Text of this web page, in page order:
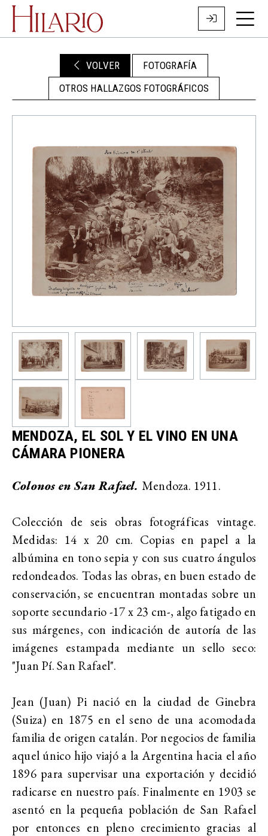
VOLVER
FOTOGRAFÍA
OTROS HALLAZGOS FOTOGRÁFICOS
MENDOZA, EL SOL Y EL VINO EN UNA
CÁMARA PIONERA
Colonos en San Rafael. Mendoza. 1911.
Colección de seis obras fotográficas vintage.
Medidas: 14 x 20 cm. Copias en papel a la
albúmina en tono sepia y con sus cuatro ángulos
redondeados. Todas las obras, en buen estado de
conservación, se encuentran montadas sobre un
soporte secundario -17 x 23 cm-, algo fatigado en
sus márgenes, con indicación de autoría de las
imágenes estampada mediante un sello seco:
"Juan Pí. San Rafael".
Jean (Juan) Pi nació en la ciudad de Ginebra
(Suiza) en 1875 en el seno de una acomodada
familia de origen catalán. Por negocios de familia
aquel único hijo viajó a la Argentina hacia el año
1896 para supervisar una exportación y decidió
radicarse en nuestro país. Finalmente en 1903 se
asentó en la pequeña población de San Rafael
por entonces en pleno crecimiento gracias al